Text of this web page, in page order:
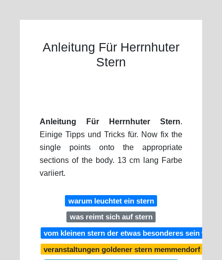
Anleitung Für Herrnhuter
Stern
Anleitung Für Herrnhuter Stern.
Einige Tipps und Tricks für. Now fix the
single points onto the appropriate
sections of the body. 13 cm lang Farbe
variiert.
warum leuchtet ein stern
was reimt sich auf stern
vom kleinen stern der etwas besonderes sein
veranstaltungen goldener stern memmendorf